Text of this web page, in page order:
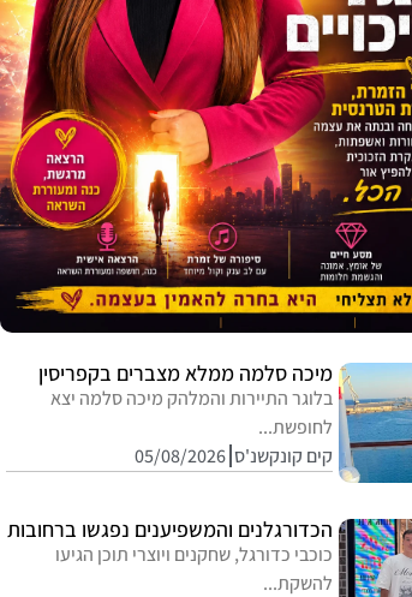
מיכה סלמה ממלא מצברים בקפריסין
בלוגר התיירות והמלהק מיכה סלמה יצא
לחופשת...
קים קונקשנ'ס 05/08/2026
הכדורגלנים והמשפיענים נפגשו ברחובות
כוכבי כדורגל, שחקנים ויוצרי תוכן הגיעו
להשקת...